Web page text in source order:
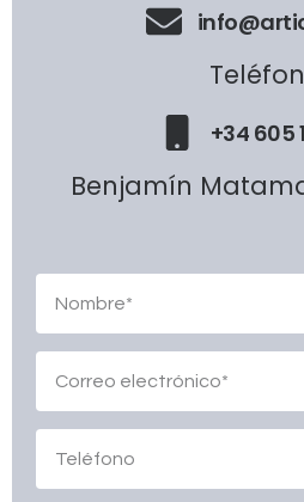
+34 605
Benjamín